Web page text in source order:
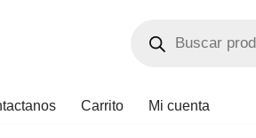
Carrito Mi cuenta